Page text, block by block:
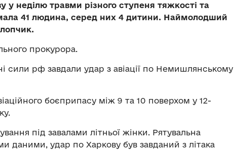
у неділю травми різного ступеня тяжкості та
41 людина, серед них 4 дитини. Наймолодший
прокурора.
сили рф завдали удар з авіації по Немишлянському
боєприпасу між 9 та 10 поверхом у 12-
під завалами літньої жінки. Рятувальна
даними, удар по Харкову був завданий з літака